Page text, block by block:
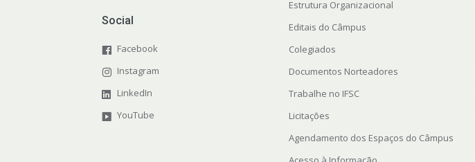
Social
Facebook
Instagram
LinkedIn
YouTube
Estrutura Organizacional
Editais do Câmpus
Colegiados
Documentos Norteadores
Trabalhe no IFSC
Licitações
Agendamento dos Espaços do Câmpus